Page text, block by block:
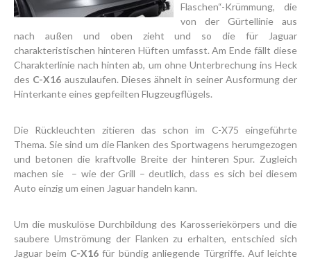
Flaschen“-Krümmung, die
von der Gürtellinie aus
nach außen und oben zieht und so die für Jaguar
charakteristischen hinteren Hüften umfasst. Am Ende fällt diese
Charakterlinie nach hinten ab, um ohne Unterbrechung ins Heck
des C-X16 auszulaufen. Dieses ähnelt in seiner Ausformung der
Hinterkante eines gepfeilten Flugzeugflügels.
Die Rückleuchten zitieren das schon im C-X75 eingeführte
Thema. Sie sind um die Flanken des Sportwagens herumgezogen
und betonen die kraftvolle Breite der hinteren Spur. Zugleich
machen sie – wie der Grill – deutlich, dass es sich bei diesem
Auto einzig um einen Jaguar handeln kann.
Um die muskulöse Durchbildung des Karosseriekörpers und die
saubere Umströmung der Flanken zu erhalten, entschied sich
Jaguar beim C-X16 für bündig anliegende Türgriffe. Auf leichte